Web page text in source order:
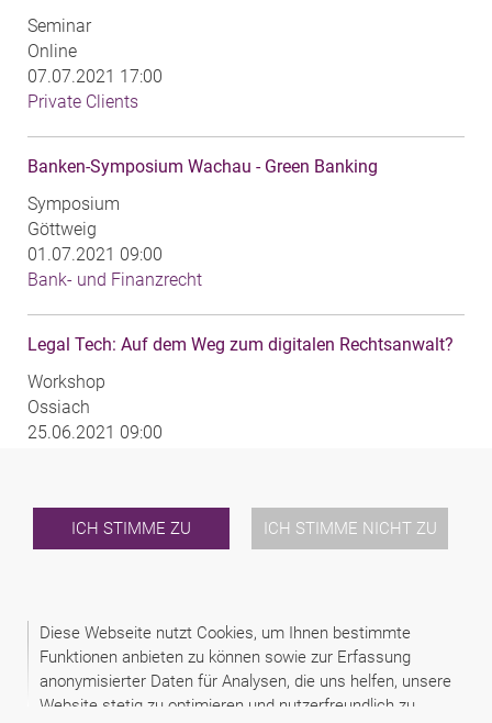
Diese Webseite nutzt Cookies, um Ihnen bestimmte
Funktionen anbieten zu können sowie zur Erfassung
anonymisierter Daten für Analysen, die uns helfen, unsere
Website stetig zu optimieren und nutzerfreundlich zu
ICH STIMME ZU ICH STIMME NICHT ZU
Seminar
Online
07.07.2021 17:00
Private Clients
Banken-Symposium Wachau - Green Banking
Symposium
Göttweig
01.07.2021 09:00
Bank- und Finanzrecht
Legal Tech: Auf dem Weg zum digitalen Rechtsanwalt?
Workshop
Ossiach
25.06.2021 09:00
Live-Webcast: Dos and Don‘ts für Gmbh-Geschäftsführer
– über Sorgfaltspflichten und Haftungen, wenn etwas
Ausbildung
Online
21.06.2021 16:00
Gesellschaftsrecht